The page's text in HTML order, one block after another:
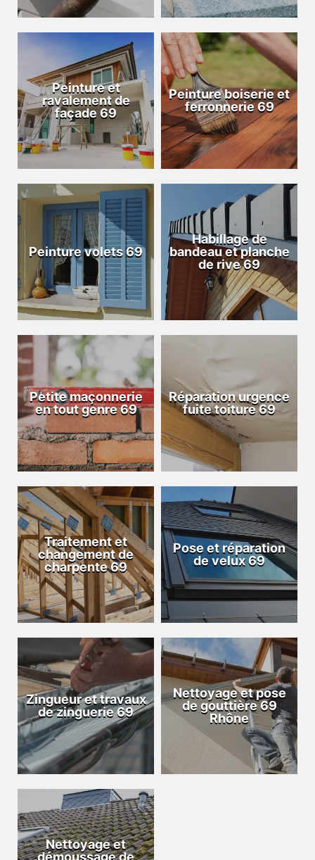
Peinture et
ravalement de
façade 69
Peinture boiserie et
ferronnerie 69
Peinture volets 69
Habillage de
bandeau et planche
de rive 69
Petite maçonnerie
en tout genre 69
Réparation urgence
fuite toiture 69
Traitement et
changement de
charpente 69
Pose et réparation
de velux 69
Zingueur et travaux
de zinguerie 69
Nettoyage et pose
de gouttière 69
Rhône
Nettoyage et
démoussage de